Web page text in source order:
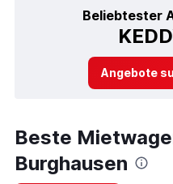
Beliebtester
Angebote
Beste
Burghausen